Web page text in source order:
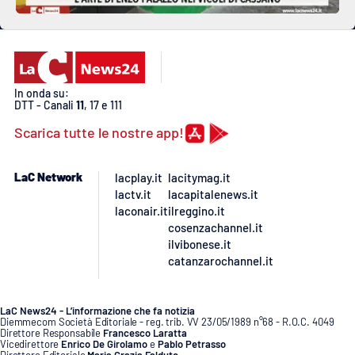
In onda su:
DTT - Canali 11, 17 e 111
Scarica tutte le nostre app!
LaC Network
lacplay.it
lactv.it
laconair.it
lacitymag.it
lacapitalenews.it
ilreggino.it
cosenzachannel.it
ilvibonese.it
catanzarochannel.it
LaC News24 - L’informazione che fa notizia
Diemmecom Società Editoriale - reg. trib. VV 23/05/1989 n°68 - R.O.C. 4049
Direttore Responsabile Francesco Laratta
Vicedirettore Enrico De GirolamoePablo Petrasso